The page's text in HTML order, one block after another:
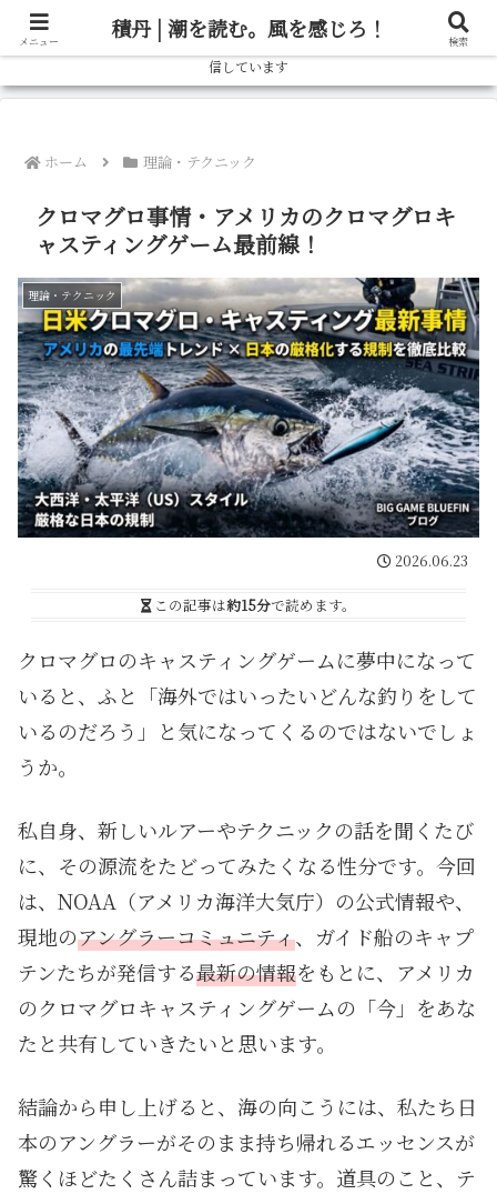
北海道の釣り情報ならブログ「しゃべろー」へ！実際の釣行記から、旬の魚の
狙い方、おすすめタックルまで、北海道の釣りをもっと楽しむための情報を発
信しています
ホーム 理論・テクニック
クロマグロ事情・アメリカのクロマグロキ
ャスティングゲーム最前線！
理論・テクニック
2026.06.23
この記事は約15分で読めます。
クロマグロのキャスティングゲームに夢中になって
いると、ふと「海外ではいったいどんな釣りをして
いるのだろう」と気になってくるのではないでしょ
うか。
私自身、新しいルアーやテクニックの話を聞くたび
に、その源流をたどってみたくなる性分です。今回
は、NOAA（アメリカ海洋大気庁）の公式情報や、
現地のアングラーコミュニティ、ガイド船のキャプ
テンたちが発信する最新の情報をもとに、アメリカ
のクロマグロキャスティングゲームの「今」をあな
たと共有していきたいと思います。
結論から申し上げると、海の向こうには、私たち日
本のアングラーがそのまま持ち帰れるエッセンスが
驚くほどたくさん詰まっています。道具のこと、テ
メニュー 積丹 | 潮を読む。風を感じろ！ 検索